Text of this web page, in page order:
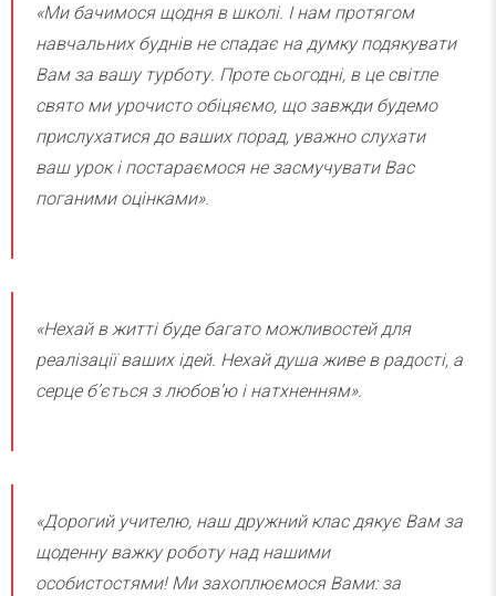
«Ми бачимося щодня в школі. І нам протягом
навчальних буднів не спадає на думку подякувати
Вам за вашу турботу. Проте сьогодні, в це світле
свято ми урочисто обіцяємо, що завжди будемо
прислухатися до ваших порад, уважно слухати
ваш урок і постараємося не засмучувати Вас
поганими оцінками».
«Нехай в житті буде багато можливостей для
реалізації ваших ідей. Нехай душа живе в радості, а
серце б’ється з любов’ю і натхненням».
«Дорогий учителю, наш дружний клас дякує Вам за
щоденну важку роботу над нашими
особистостями! Ми захоплюємося Вами: за